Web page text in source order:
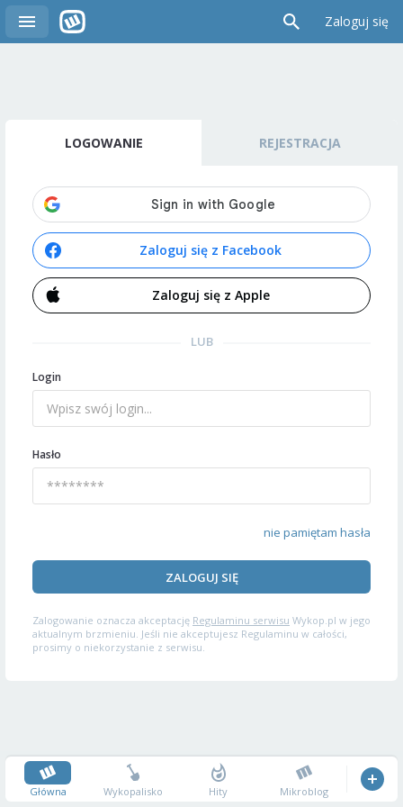
Zaloguj się
LOGOWANIE REJESTRACJA
Zaloguj się z Facebook
Zaloguj się z Apple
LUB
Login
Hasło
nie pamiętam hasła
ZALOGUJ SIĘ
Zalogowanie oznacza akceptację Regulaminu serwisu Wykop.pl w jego
aktualnym brzmieniu. Jeśli nie akceptujesz Regulaminu w całości,
prosimy o niekorzystanie z serwisu.
Główna Wykopalisko Hity Mikroblog